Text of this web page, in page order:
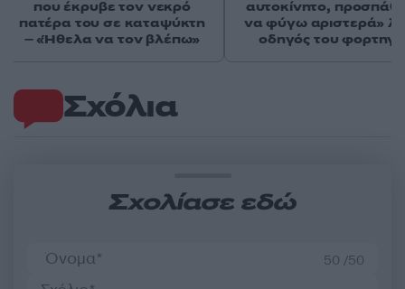
Σχόλια
Σχολίασε εδώ
50 /50
που έκρυβε τον νεκρό
πατέρα του σε καταψύκτη
– «Ήθελα να τον βλέπω»
αυτοκίνητο,
να φύγω αριστερά»
οδηγός του